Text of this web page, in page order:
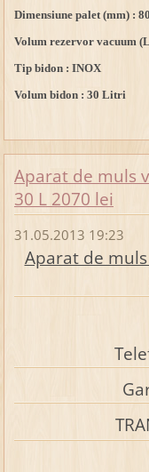
Dimensiune palet (mm) :
Volum rezervor vacuum
Tip bidon : INOX
Volum bidon : 30 Litri
Aparat de muls
30 L 2070 lei
31.05.2013 19:23
Aparat de